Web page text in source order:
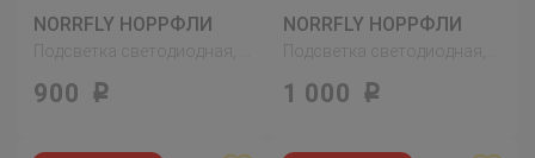
NORRFLY НОРРФЛИ
900 Р
NORRFLY НОРРФЛИ
1 000 Р